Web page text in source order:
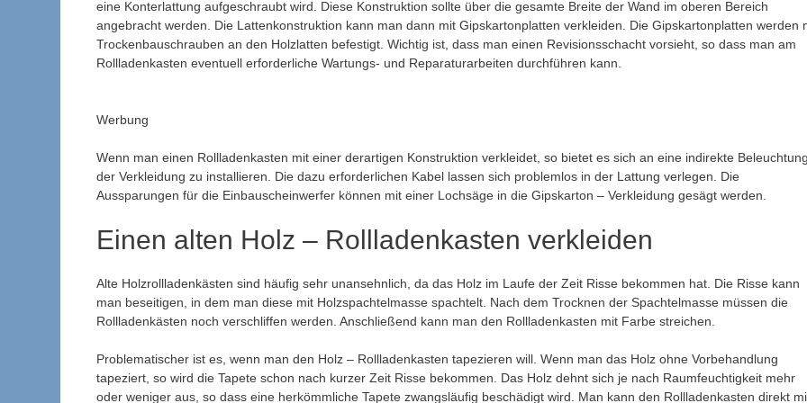
eine Konterlattung aufgeschraubt wird. Diese Konstruktion sollte über die gesamte Breite der Wand im oberen Bereich
angebracht werden. Die Lattenkonstruktion kann man dann mit Gipskartonplatten verkleiden. Die Gipskartonplatten werden
Trockenbauschrauben an den Holzlatten befestigt. Wichtig ist, dass man einen Revisionsschacht vorsieht, so dass man am
Rollladenkasten eventuell erforderliche Wartungs- und Reparaturarbeiten durchführen kann.
Werbung
Wenn man einen Rollladenkasten mit einer derartigen Konstruktion verkleidet, so bietet es sich an eine indirekte
der Verkleidung zu installieren. Die dazu erforderlichen Kabel lassen sich problemlos in der Lattung verlegen. Die
Aussparungen für die Einbauscheinwerfer können mit einer Lochsäge in die Gipskarton – Verkleidung gesägt werden.
Einen alten Holz – Rollladenkasten verkleiden
Alte Holzrollladenkästen sind häufig sehr unansehnlich, da das Holz im Laufe der Zeit Risse bekommen hat. Die Risse kann
man beseitigen, in dem man diese mit Holzspachtelmasse spachtelt. Nach dem Trocknen der Spachtelmasse müssen die
Rollladenkästen noch verschliffen werden. Anschließend kann man den Rollladenkasten mit Farbe streichen.
Problematischer ist es, wenn man den Holz – Rollladenkasten tapezieren will. Wenn man das Holz ohne Vorbehandlung
tapeziert, so wird die Tapete schon nach kurzer Zeit Risse bekommen. Das Holz dehnt sich je nach Raumfeuchtigkeit mehr
oder weniger aus, so dass eine herkömmliche Tapete zwangsläufig beschädigt wird. Man kann den Rollladenkasten direkt